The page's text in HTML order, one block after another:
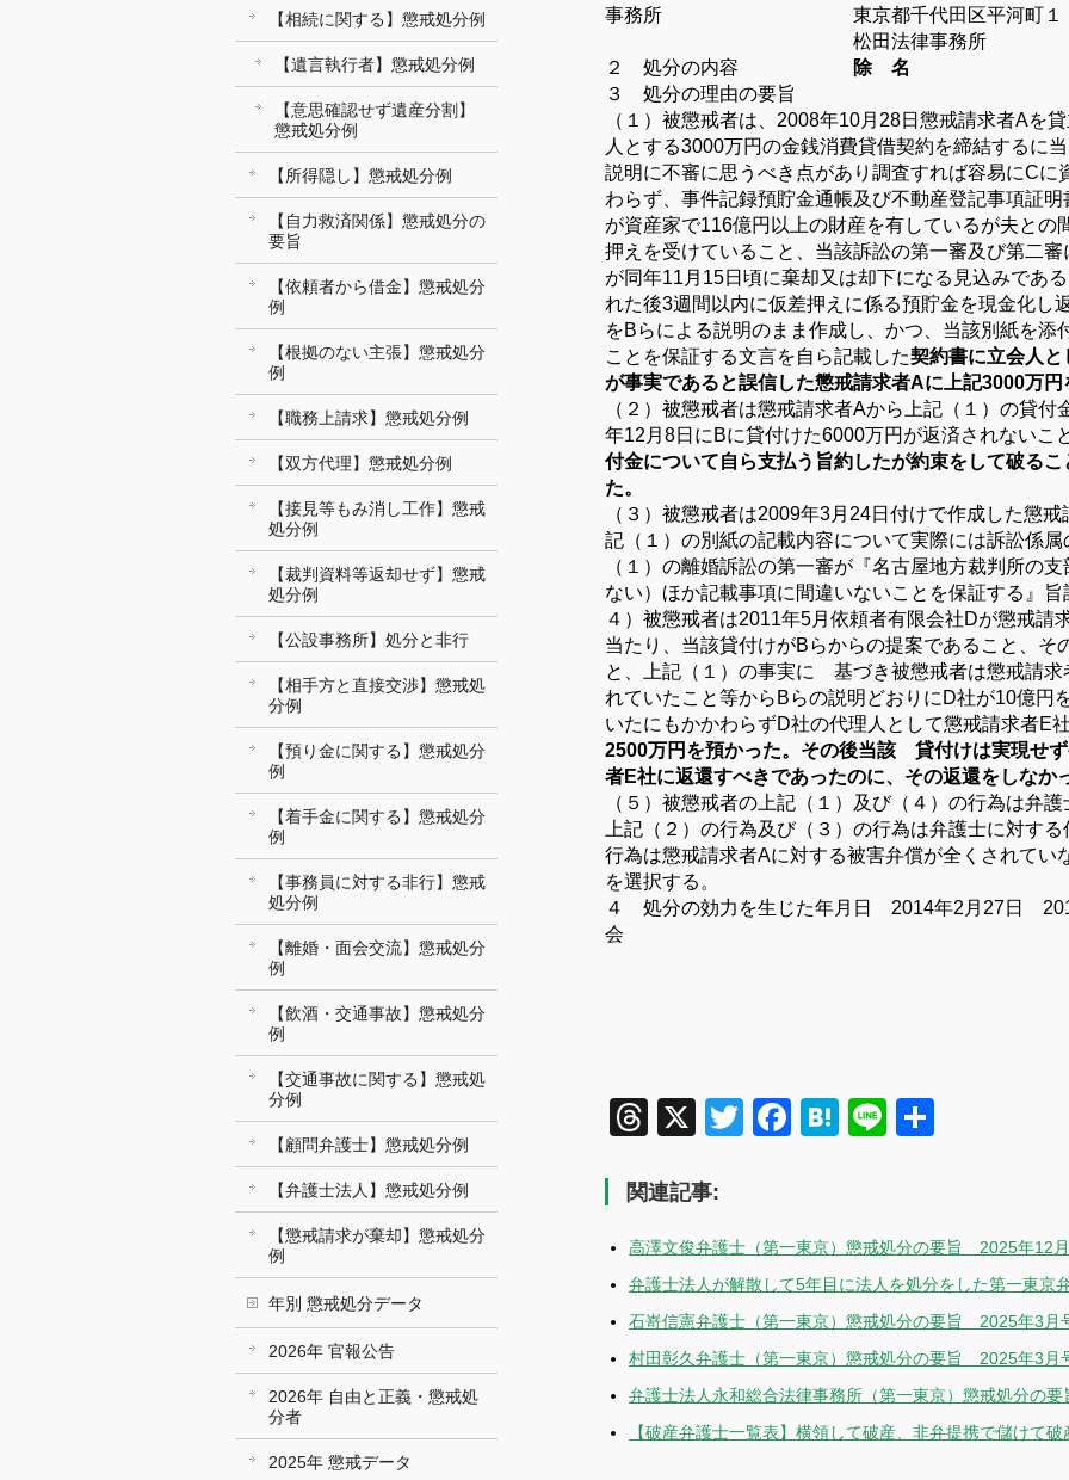
事務所 東京都千代田区平河町１
松田法律事務所
２ 処分の内容
除 名
３ 処分の理由の要旨
（１） 被懲戒者は、 2008年10月 28日懲戒請求者Aを
人とする3000万円の金銭消費貸借契約を締結するに
説明に不審に思うべき点があり調査すれば容易にCに
わらず 、事件記録預貯金通帳及び不動産登記事項証
が資産家で116億円以上の財産を有しているが夫との
押えを受けていること、当該訴訟の第一審及び第二審
が同年11 月 15日頃に棄却又は却下になる見込みであ
れた後3週間以内に仮差押 えに係る預貯金を現金化し
をBらによる説明のまま作成し、かつ、 当該別紙を添
ことを保証する文言を自ら記載した契約書に立会人
が事実であると誤信した懲戒請求者Aに上記3000万円
（２） 被懲戒者は懲戒請求者Aから上記（１）の貸付
年12 月 8日に Bに貸付けた6000万円が返済されないこ
付金について自ら支払う旨約したが約束をして破る
た。
（３） 被懲戒者は2009年3月 24日付けで作成した懲戒
記（１）の別紙の記載内容について実際には訴訟係属
（１）の離婚訴訟の第一審が 『名古屋地方裁判所の
ない） ほか記載事項に間違いないことを保証する』旨
４） 被懲戒者は2011年5月依頼者有限会社Dが懲戒請
当たり、当該貸付けがBらからの提案である こと、そ
と、上記（１）の事実に
基づき被懲戒者は懲戒請求
れていたこと等から Bらの説明どおりに D社が10億円
いたにもかかわらずD社の代理人として懲戒請求者E
2500万円を預かった。その後当該貸付けは実現せず
者E社に返還すべきであったのに、その返還をしなか
（５） 被懲戒者の上記（１）及び（４）の行為は弁護
上記（２）の行為及び（３）の行為は弁護士に対する
行為は懲戒請求者Aに対する被害弁償が全くされてい
を選択する。
４ 処分の効力を生じた年月日
2014年2 月 27日
会
Threads
X TwitterFacebook
Hatena
Line
関連記事:
高澤文俊弁護士（第一東京）懲戒処分の要旨 2025年12
弁護士法人が解散して5年目に法人を処分をした第一東京
石嵜信憲弁護士（第一東京）懲戒処分の要旨 2025年3月
村田彰久弁護士（第一東京）懲戒処分の要旨 2025年3月
弁護士法人永和総合法律事務所（第一東京）懲戒処分の
【破産弁護士一覧表】横領して破産、非弁提携で儲けて
【相続に関する】懲戒処分例
【遺言執行者】懲戒処分例
【意思確認せず遺産分割】
懲戒処分例
【所得隠し】懲戒処分例
【自力救済関係】懲戒処分の
要旨
【依頼者から借金】懲戒処分
例
【根拠のない主張】懲戒処分
例
【職務上請求】懲戒処分例
【双方代理】懲戒処分例
【接見等もみ消し工作】懲戒
処分例
【裁判資料等返却せず】懲戒
処分例
【公設事務所】処分と非行
【相手方と直接交渉】懲戒処
分例
【預り金に関する】懲戒処分
例
【着手金に関する】懲戒処分
例
【事務員に対する非行】懲戒
処分例
【離婚・面会交流】懲戒処分
例
【飲酒・交通事故】懲戒処分
例
【交通事故に関する】懲戒処
分例
【顧問弁護士】懲戒処分例
【弁護士法人】懲戒処分例
【懲戒請求が棄却】懲戒処分
例
年別 懲戒処分データ
2026年 官報公告
2026年 自由と正義・懲戒処
分者
2025年 懲戒データ